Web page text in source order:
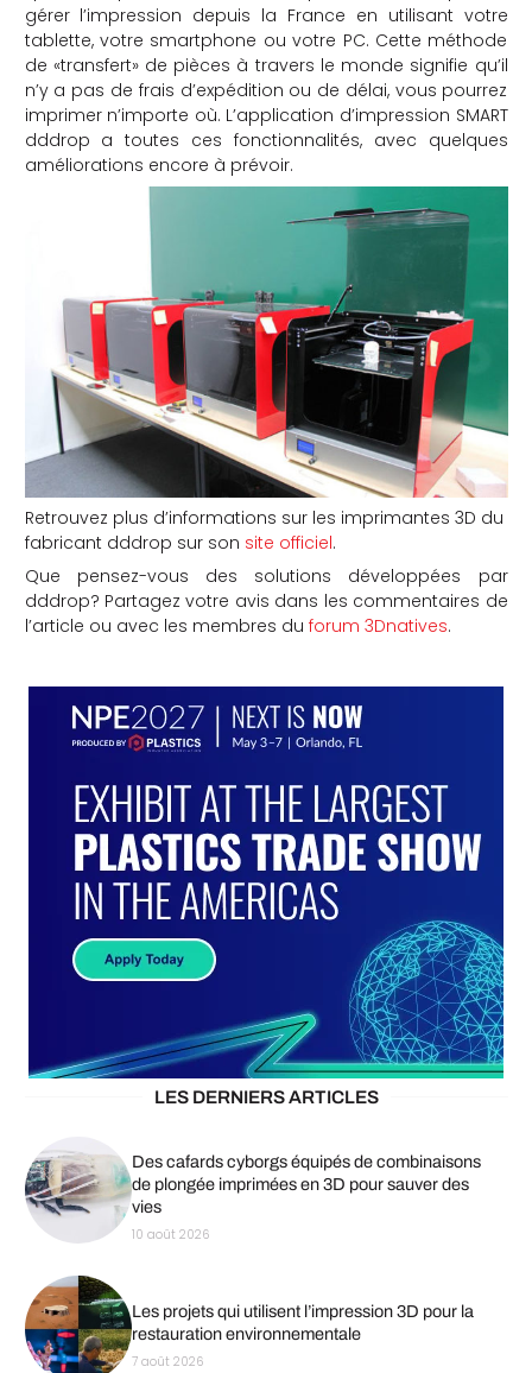
gérer l’impression depuis la France en utilisant votre
tablette, votre smartphone ou votre PC. Cette méthode
de «transfert» de pièces à travers le monde signifie qu’il
n’y a pas de frais d’expédition ou de délai, vous pourrez
imprimer n’importe où. L’application d’impression SMART
dddrop a toutes ces fonctionnalités, avec quelques
améliorations encore à prévoir.
Retrouvez plus d’informations sur les imprimantes 3D du
fabricant dddrop sur son site officiel.
Que pensez-vous des solutions développées par
dddrop? Partagez votre avis dans les commentaires de
l’article ou avec les membres du forum 3Dnatives.
LES DERNIERS ARTICLES
Des cafards cyborgs équipés de combinaisons
de plongée imprimées en 3D pour sauver des
vies
10 août 2026
Les projets qui utilisent l’impression 3D pour la
restauration environnementale
7 août 2026